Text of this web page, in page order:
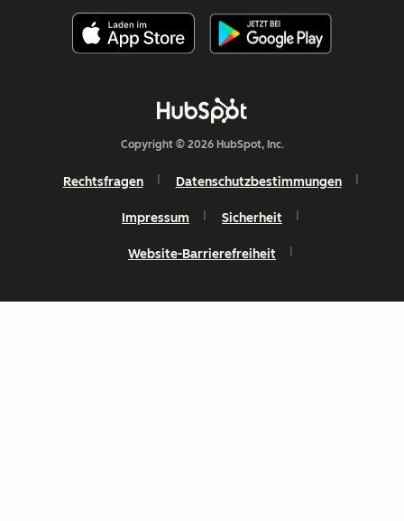
Copyright © 2026 HubSpot, Inc.
Rechtsfragen Datenschutzbestimmungen
Impressum Sicherheit
Website-Barrierefreiheit